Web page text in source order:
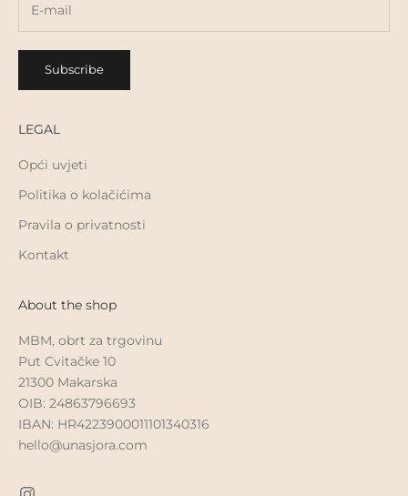
Subscribe
LEGAL
Opći uvjeti
Politika o kolačićima
Pravila o privatnosti
Kontakt
About the shop
MBM, obrt za trgovinu
Put Cvitačke 10
21300 Makarska
OIB: 24863796693
IBAN: HR4223900011101340316
hello@unasjora.com